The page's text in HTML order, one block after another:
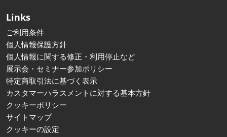
Links
ご利用条件
個人情報保護方針
個人情報に関する修正・利用停止など
展示会・セミナー参加ポリシー
特定商取引法に基づく表示
カスタマーハラスメントに対する基本方針
クッキーポリシー
サイトマップ
クッキーの設定